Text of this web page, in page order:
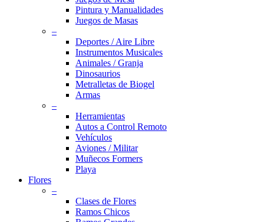
Pintura y Manualidades
Juegos de Masas
–
Deportes / Aire Libre
Instrumentos Musicales
Animales / Granja
Dinosaurios
Metralletas de Biogel
Armas
–
Herramientas
Autos a Control Remoto
Vehículos
Aviones / Militar
Muñecos Formers
Playa
Flores
–
Clases de Flores
Ramos Chicos